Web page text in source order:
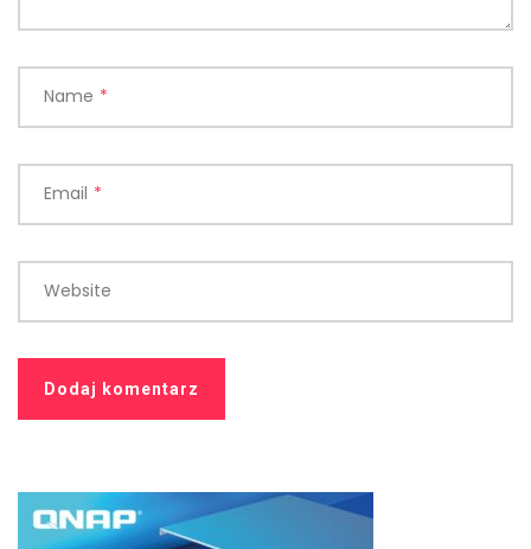
Name *
Email *
Website